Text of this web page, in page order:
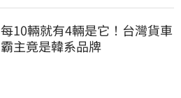
每10輛就有4輛是它！台灣貨車
霸主竟是韓系品牌